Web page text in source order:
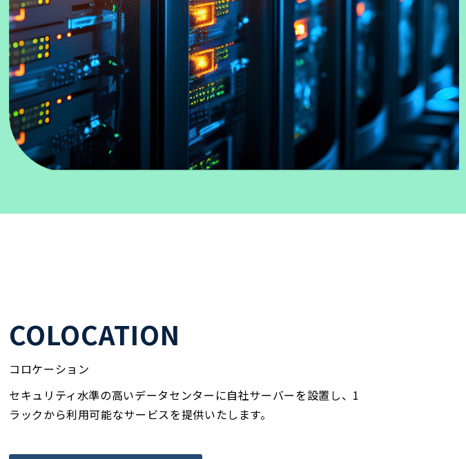
COLOCATION
コロケーション
セキュリティ水準の高いデータセンターに自社サーバーを設置し、1
ラックから利用可能なサービスを提供いたします。